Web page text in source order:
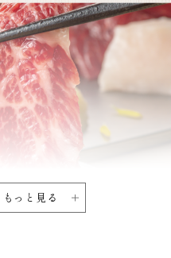
もっと見る